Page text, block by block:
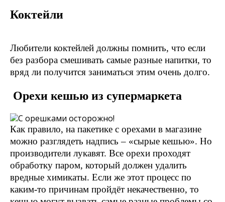
Коктейли
Любители коктейлей должны помнить, что если
без разбора смешивать самые разные напитки, то
вряд ли получится заниматься этим очень долго.
Орехи кешью из супермаркета
Как правило, на пакетике с орехами в магазине
можно разглядеть надпись – «сырые кешью». Но
производители лукавят. Все орехи проходят
обработку паром, который должен удалить
вредные химикаты. Если же этот процесс по
каким-то причинам пройдёт некачественно, то